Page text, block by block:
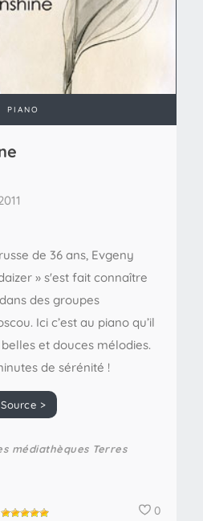
PIANO
de 36 ans, Evgeny
» s'est fait connaître
des groupes
Ici c’est au piano qu’il
et douces mélodies.
de sérénité !
Source >
médiathèques Terres
0